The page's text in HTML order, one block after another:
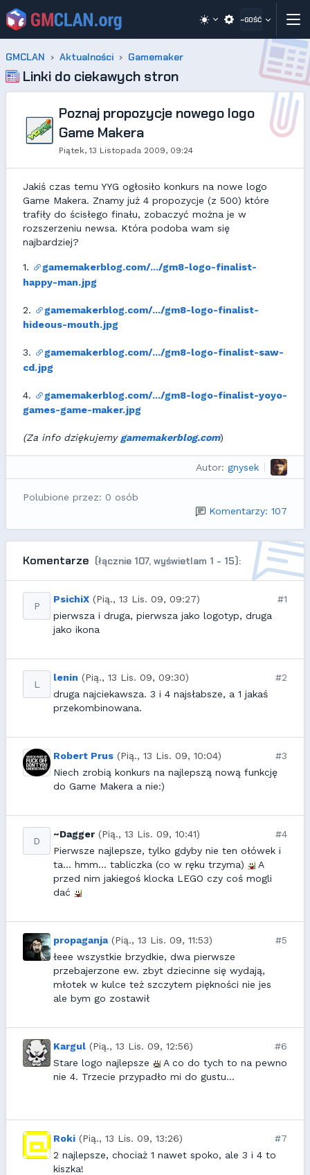
~GOŚĆ
GMCLAN Aktualności Gamemaker
Linki do ciekawych stron
Poznaj propozycje nowego logo
Game Makera
Piątek, 13 Listopada 2009, 09:24
Jakiś czas temu YYG ogłosiło konkurs na nowe logo
Game Makera. Znamy już 4 propozycje (z 500) które
trafiły do ścisłego finału, zobaczyć można je w
rozszerzeniu newsa. Która podoba wam się
najbardziej?
1.
gamemakerblog.com/.../gm8-logo-finalist-
happy-man.jpg
2.
gamemakerblog.com/.../gm8-logo-finalist-
hideous-mouth.jpg
3.
gamemakerblog.com/.../gm8-logo-finalist-saw-
cd.jpg
4.
gamemakerblog.com/.../gm8-logo-finalist-yoyo-
games-game-maker.jpg
(Za info dziękujemy gamemakerblog.com)
Autor: gnysek
Polubione przez: 0 osób
Komentarzy: 107
Komentarze (łącznie 107, wyświetlam 1 - 15):
P
PsichiX (Pią., 13 Lis. 09, 09:27)
#1
pierwsza i druga, pierwsza jako logotyp, druga
jako ikona
L
lenin (Pią., 13 Lis. 09, 09:30)
#2
druga najciekawsza. 3 i 4 najsłabsze, a 1 jakaś
przekombinowana.
Robert Prus (Pią., 13 Lis. 09, 10:04)
#3
Niech zrobią konkurs na najlepszą nową funkcję
do Game Makera a nie:)
D
~Dagger (Pią., 13 Lis. 09, 10:41)
#4
Pierwsze najlepsze, tylko gdyby nie ten ołówek i
ta... hmm... tabliczka (co w ręku trzyma)
A
przed nim jakiegoś klocka LEGO czy coś mogli
dać
propaganja (Pią., 13 Lis. 09, 11:53)
#5
łeee wszystkie brzydkie, dwa pierwsze
przebajerzone ew. zbyt dziecinne się wydają,
młotek w kulce też szczytem piękności nie jes
ale bym go zostawił
Kargul (Pią., 13 Lis. 09, 12:56)
#6
Stare logo najlepsze
A co do tych to na pewno
nie 4. Trzecie przypadło mi do gustu...
Roki (Pią., 13 Lis. 09, 13:26)
#7
2 najlepsze, chociaż 1 nawet spoko, ale 3 i 4 to
kiszka!